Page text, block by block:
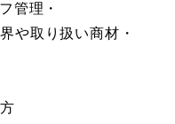
管理・
や取り扱い商材・